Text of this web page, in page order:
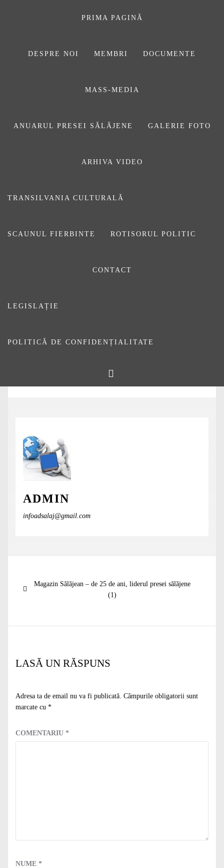
PRIMA PAGINĂ
DESPRE NOI MEMBRI DOCUMENTE
MASS-MEDIA
ANUARUL PRESEI SĂLĂJENE GALERIE FOTO
ARHIVA VIDEO
TRANSILVANIA CULTURALĂ
SCAUNUL FIERBINTE ROTISORUL POLITIC
CONTACT
LEGISLAȚIE
POLITICĂ DE CONFIDENȚIALITATE
ASOCIAŢIA
DIN SĂLAJ
ADMIN
infoadsalaj@gmail.com
Articolul
Magazin Sălăjean – de 25 de ani, liderul presei sălăjene
(1)
LASĂ UN RĂSPUNS
Adresa ta de email nu va fi publicată. Câmpurile obligatorii sunt
marcate cu *
COMENTARIU *
NUME *